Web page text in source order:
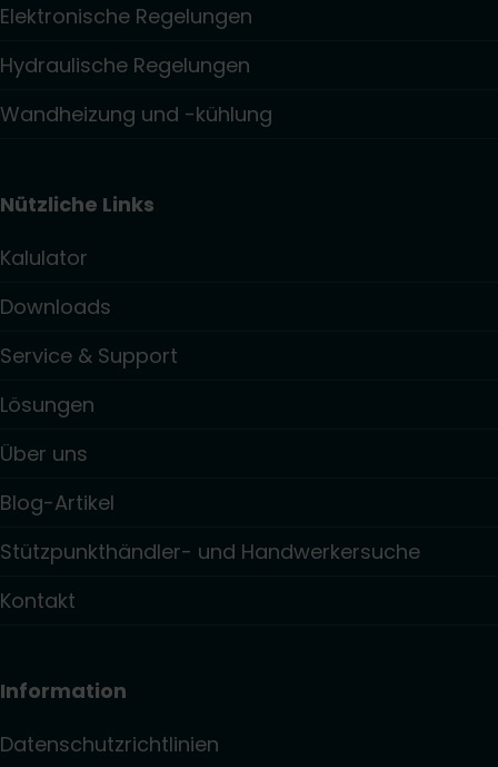
Elektronische Regelungen
Hydraulische Regelungen
Wandheizung und -kühlung
Nützliche Links
Kalulator
Downloads
Service & Support
Lösungen
Über uns
Blog-Artikel
Stützpunkthändler- und Handwerkersuche
Kontakt
Information
Datenschutzrichtlinien